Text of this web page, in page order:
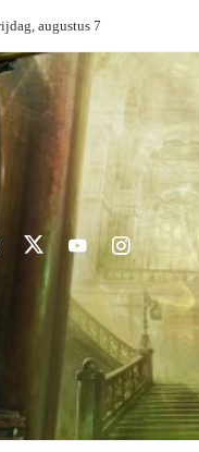
augustus 7